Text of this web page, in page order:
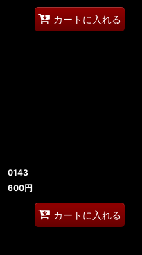
カートに入れる
0143
600円
カートに入れる